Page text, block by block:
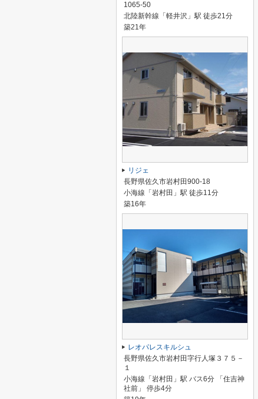
1065-50
北陸新幹線「軽井沢」駅 徒歩21分
築21年
リジェ
長野県佐久市岩村田900-18
小海線「岩村田」駅 徒歩11分
築16年
レオパレスキルシュ
長野県佐久市岩村田字行人塚３７５－
１
小海線「岩村田」駅 バス6分 「住吉神
社前」 停歩4分